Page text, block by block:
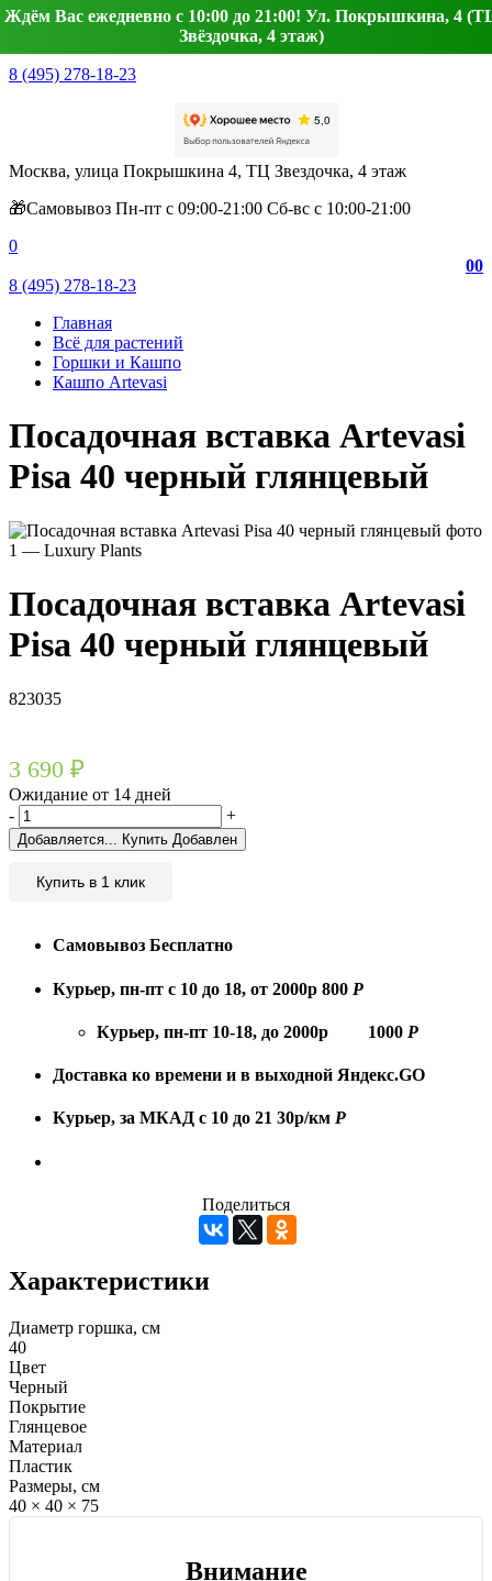
Ждём Вас ежедневно с 10:00 до 21:00! Ул. Покрышкина, 4
Звёздочка, 4 этаж)
8 (495) 278-18-23
Москва, улица Покрышкина 4, ТЦ Звездочка, 4 этаж
🎁Самовывоз Пн-пт с 09:00-21:00 Сб-вс с 10:00-21:00
0
00
8 (495) 278-18-23
Главная
Всё для растений
Горшки и Кашпо
Кашпо Artevasi
Посадочная вставка Artevasi
Pisa 40 черный глянцевый
Посадочная вставка Artevasi
Pisa 40 черный глянцевый
823035
3 690 ₽
Ожидание от 14 дней
-
+
Добавляется... Купить Добавлен
Купить в 1 клик
Самовывоз Бесплатно
Курьер, пн-пт с 10 до 18, от 2000р 800 Р
Курьер, пн-пт 10-18, до 2000р 1000 Р
Доставка ко времени и в выходной Яндекс.GO
Курьер, за МКАД с 10 до 21 30р/км Р
Поделиться
Характеристики
Диаметр горшка, см
40
Цвет
Черный
Покрытие
Глянцевое
Материал
Пластик
Размеры, см
40 × 40 × 75
Внимание